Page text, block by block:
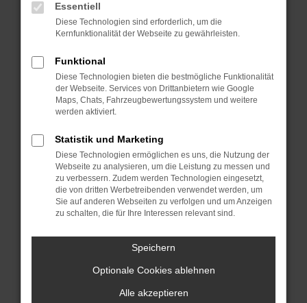
können das Laden bestimmter Seiten
verhindern. Funktioniert die Seite in einem
anderen Browser oder in einem privaten
Starte dein Gerät neu.
Das kann manchmal helfen, vorübergehende
Probleme zu beheben.
Betriebssystem auf dem neuesten Stand
sind.
Veraltete Software birgt nicht nur ein
Sicherheitsrisiko, sondern kann auch dazu
führen, dass bestimmte Funktionen nicht mehr
unterstützt werden.
Wende dich an den Webseitenbetreiber.
Wenn du alle oben genannten Schritte versucht
hast, kontaktiere uns bitte. Wir werden
versuchen, das Problem zu beheben. Du kannst
uns diesen Text schicken, um uns bei der
Essentiell
Diese Technologien sind erforderlich, um die
Kernfunktionalität der Webseite zu gewährleisten.
Funktional
Diese Technologien bieten die bestmögliche Funktionalität
der Webseite. Services von Drittanbietern wie Google
Maps, Chats, Fahrzeugbewertungssystem und weitere
werden aktiviert.
Statistik und Marketing
Diese Technologien ermöglichen es uns, die Nutzung der
Webseite zu analysieren, um die Leistung zu messen und
zu verbessern. Zudem werden Technologien eingesetzt,
die von dritten Werbetreibenden verwendet werden, um
Sie auf anderen Webseiten zu verfolgen und um Anzeigen
zu schalten, die für Ihre Interessen relevant sind.
Speichern
Optionale Cookies ablehnen
Alle akzeptieren